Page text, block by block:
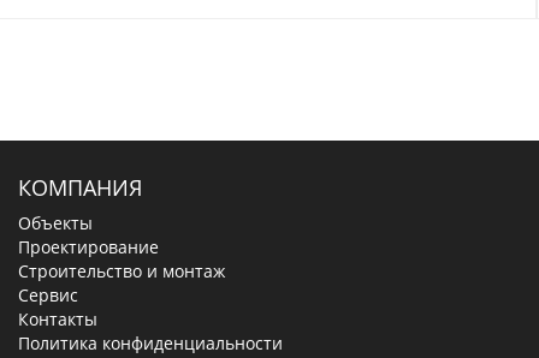
КОМПАНИЯ
Объекты
Проектирование
Строительство и монтаж
Сервис
Контакты
Политика конфиденциальности